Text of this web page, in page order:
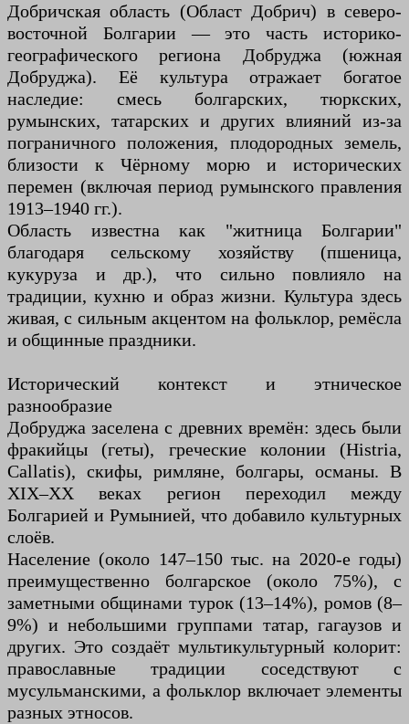
Добричская область (Област Добрич) в северо-
восточной Болгарии — это часть историко-
географического региона Добруджа (южная
Добруджа). Её культура отражает богатое
наследие: смесь болгарских, тюркских,
румынских, татарских и других влияний из-за
пограничного положения, плодородных земель,
близости к Чёрному морю и исторических
перемен (включая период румынского правления
1913–1940 гг.).
Область известна как "житница Болгарии"
благодаря сельскому хозяйству (пшеница,
кукуруза и др.), что сильно повлияло на
традиции, кухню и образ жизни. Культура здесь
живая, с сильным акцентом на фольклор, ремёсла
и общинные праздники.
Исторический контекст и этническое
разнообразие
Добруджа заселена с древних времён: здесь были
фракийцы (геты), греческие колонии (Histria,
Callatis), скифы, римляне, болгары, османы. В
XIX–XX веках регион переходил между
Болгарией и Румынией, что добавило культурных
слоёв.
Население (около 147–150 тыс. на 2020-е годы)
преимущественно болгарское (около 75%), с
заметными общинами турок (13–14%), ромов (8–
9%) и небольшими группами татар, гагаузов и
других. Это создаёт мультикультурный колорит:
православные традиции соседствуют с
мусульманскими, а фольклор включает элементы
разных этносов.